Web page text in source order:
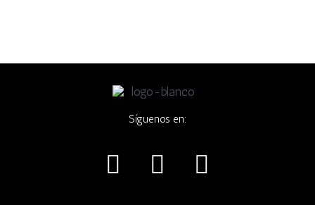
Síguenos en:
I
n
F
a
W
h